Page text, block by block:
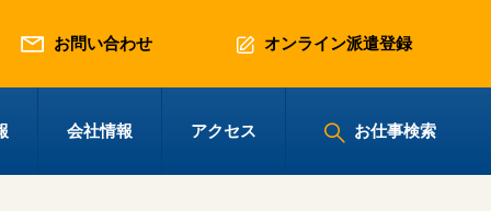
お問い合わせ オンライン派遣登録
会社情報 アクセス お仕事検索